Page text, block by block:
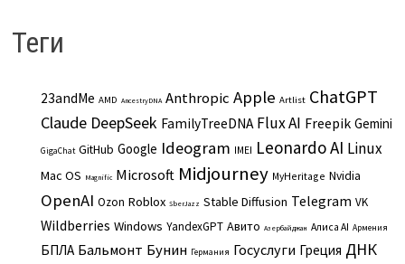
Теги
23andMe AMD AncestryDNA Anthropic Apple Artlist ChatGPT
Claude DeepSeek FamilyTreeDNA Flux AI Freepik Gemini
GigaChat GitHub Google Ideogram IMEI Leonardo AI Linux
Mac OS Magnific Microsoft Midjourney MyHeritage Nvidia
OpenAI Ozon Roblox SberJazz Stable Diffusion Telegram VK
Wildberries Windows YandexGPT Авито Азербайджан Алиса AI Армения
БПЛА Бальмонт Бунин Германия Госуслуги Греция ДНК